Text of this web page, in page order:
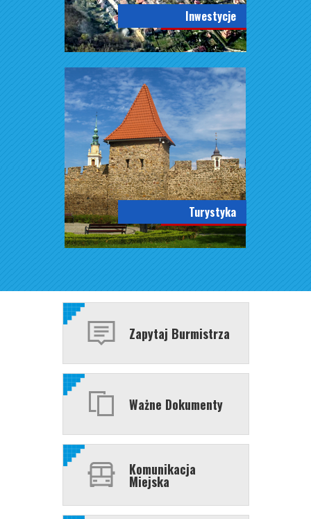
Inwestycje
Turystyka
Zapytaj Burmistrza
Ważne Dokumenty
Komunikacja
Miejska